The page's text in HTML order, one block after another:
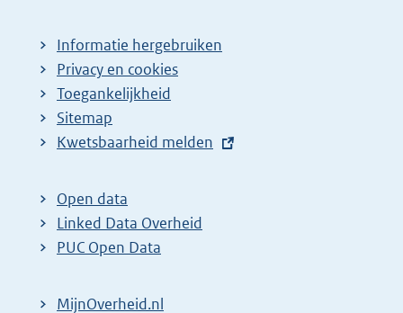
Informatie hergebruiken
Privacy en cookies
Toegankelijkheid
Sitemap
E
t
e
r
Kwetsbaarheid melden
Open data
Linked Data Overheid
PUC Open Data
MijnOverheid.nl